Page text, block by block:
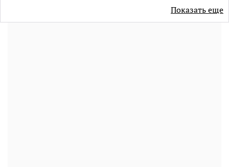
Показать еще